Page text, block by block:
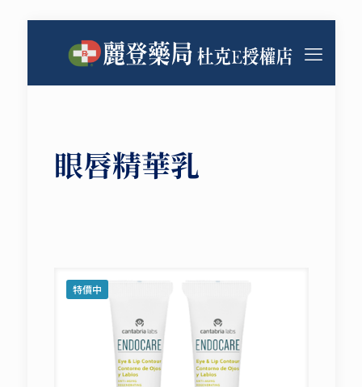
眼唇精華乳
特價中